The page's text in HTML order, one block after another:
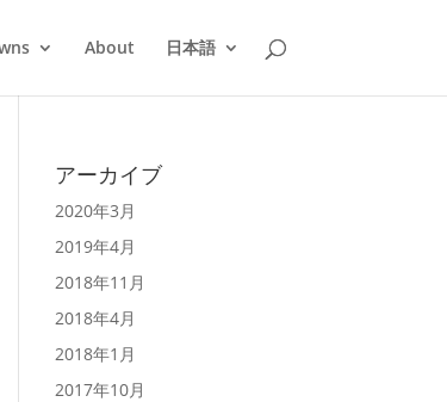
About 日本語
アーカイブ
2020年3月
2019年4月
2018年11月
2018年4月
2018年1月
2017年10月